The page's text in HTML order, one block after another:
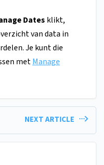
Dates klikt,
van data in
Je kunt die
metManage
NEXT ARTICLE